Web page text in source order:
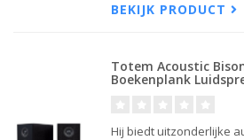
BEKIJK PRODUCT
Totem Acoustic
Boekenplank
Hij biedt uitzonderlijke